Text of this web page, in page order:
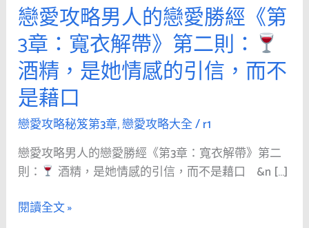
戀愛攻略男人的戀愛勝經《第
3章：寬衣解帶》第二則：
酒精，是她情感的引信，而不
是藉口
戀愛攻略秘笈第3章,戀愛攻略大全/r1
戀愛攻略男人的戀愛勝經《第3章：寬衣解帶》第二
則：
酒精，是她情感的引信，而不是藉口 &n […]
戀
愛
攻
略
男
人
的
戀
愛
勝
經
《第
閱讀全文 »